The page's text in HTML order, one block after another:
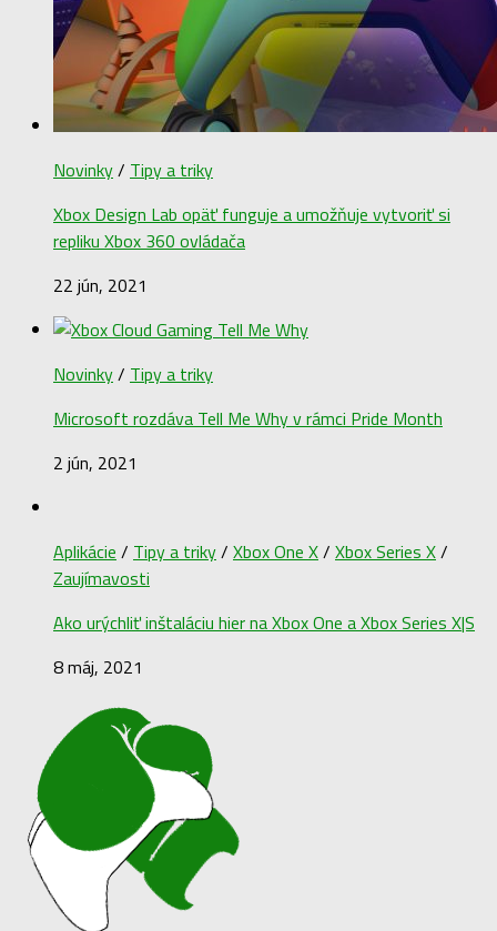
Novinky/ Tipy a triky
Xbox Design Lab opäť funguje a umožňuje vytvoriť si
repliku Xbox 360 ovládača
22 jún, 2021
Novinky/ Tipy a triky
Microsoft rozdáva Tell Me Why v rámci Pride Month
2 jún, 2021
Aplikácie / Tipy a triky/ Xbox One X/ Xbox Series X/
Zaujímavosti
Ako urýchliť inštaláciu hier na Xbox One a Xbox Series X|S
8 máj, 2021